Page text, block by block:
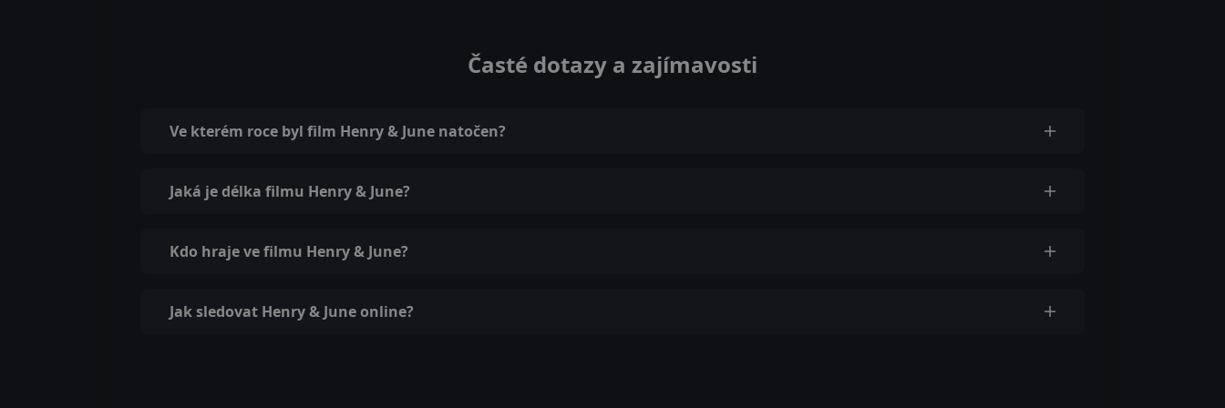
Časté dotazy a zajímavosti
Ve kterém roce byl film Henry & June natočen?
Jaká je délka filmu Henry & June?
Kdo hraje ve filmu Henry & June?
Jak sledovat Henry & June online?